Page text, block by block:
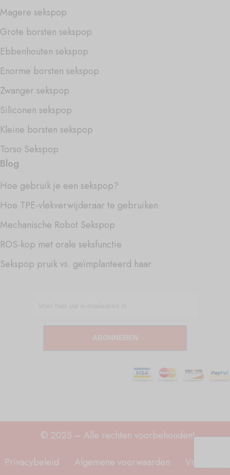
Magere sekspop
Grote borsten sekspop
Ebbenhouten sekspop
Enorme borsten sekspop
Zwanger sekspop
Siliconen sekspop
Kleine borsten sekspop
Torso Sekspop
Blog
Hoe gebruik je een sekspop?
Hoe TPE-vlekverwijderaar te gebruiken
Mechanische Robot Sekspop
ROS-kop met orale seksfunctie
Sekspop pruik vs. geïmplanteerd haar
ABONNEREN
© 2025 – Alle rechten voorbehouden!
Privacybeleid
Algemene voorwaarden Vrijwaring